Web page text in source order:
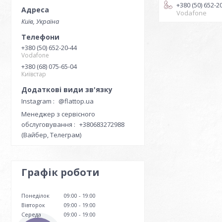
Київ, Україна
+380 (50) 652-20-44
Vodafone
+380 (68) 075-65-04
Київстар
Instagram
@flattop.ua
Менеджер з сервісного
обслуговування
+380683272988
(Вайбер, Телеграм)
Графік роботи
Понеділок 09:00
19:00
Вівторок
09:00
19:00
Середа
09:00
19:00
+380 (50) 652-
Vodafone